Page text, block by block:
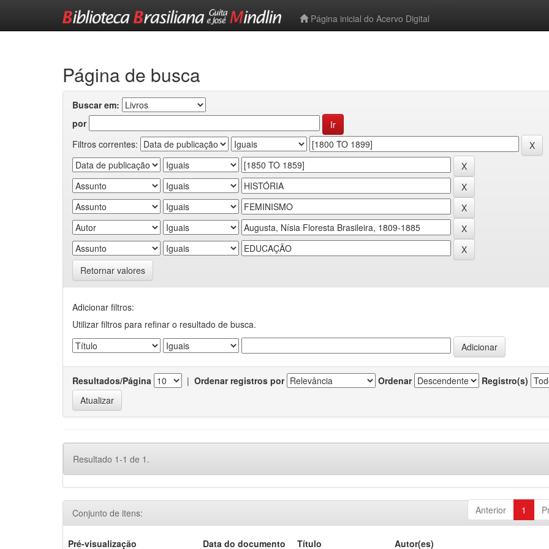
Página inicial do Acervo Digital
Página de busca
Buscar em:
por
Filtros correntes:
Retornar valores
Adicionar filtros:
Utilizar filtros para refinar o resultado de busca.
Resultados/Página | Ordenar registros por Ordenar Registro(s)
Resultado 1-1 de 1.
Anterior 1
Conjunto de itens:
Pré-visualização Data do documento Título Autor(es)